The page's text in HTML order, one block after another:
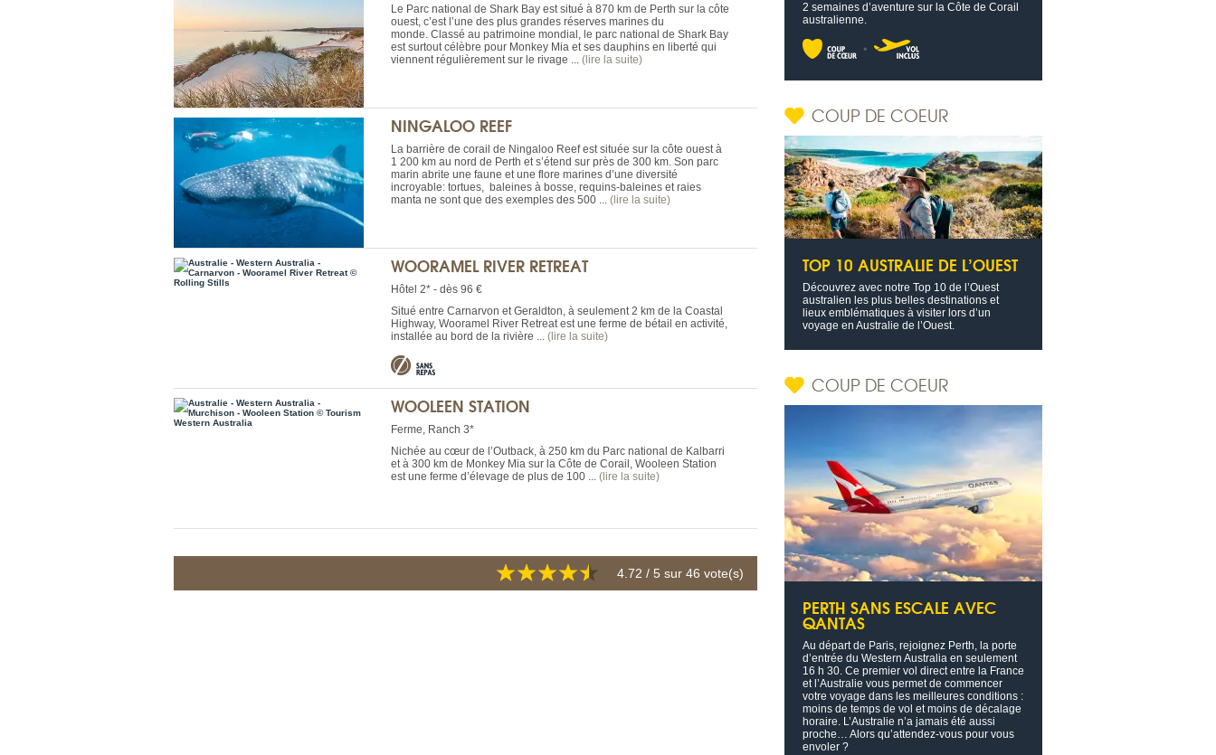
Le Parc national de Shark Bay est situé à 870 km de Perth sur la côte
ouest, c’est l’une des plus grandes réserves marines du
monde. Classé au patrimoine mondial, le parc national de Shark Bay
est surtout célèbre pour Monkey Mia et ses dauphins en liberté qui
viennent régulièrement sur le rivage ... (lire la suite)
NINGALOO REEF
La barrière de corail de Ningaloo Reef est située sur la côte ouest à
1 200 km au nord de Perth et s’étend sur près de 300 km. Son parc
marin abrite une faune et une flore marines d’une diversité
incroyable: tortues, baleines à bosse, requins-baleines et raies
manta ne sont que des exemples des 500 ... (lire la suite)
WOORAMEL RIVER RETREAT
Hôtel 2* - dès 96 €
Situé entre Carnarvon et Geraldton, à seulement 2 km de la Coastal
Highway, Wooramel River Retreat est une ferme de bétail en activité,
installée au bord de la rivière ... (lire la suite)
WOOLEEN STATION
Ferme, Ranch 3*
Nichée au cœur de l’Outback, à 250 km du Parc national de Kalbarri
et à 300 km de Monkey Mia sur la Côte de Corail, Wooleen Station
est une ferme d’élevage de plus de 100 ... (lire la suite)
4.72 / 5 sur 46 vote(s)
2 semaines d’aventure sur la Côte de Corail
australienne.
COUP DE COEUR
TOP 10 AUSTRALIE DE L’OUEST
Découvrez avec notre Top 10 de l’Ouest
australien les plus belles destinations et
lieux emblématiques à visiter lors d’un
voyage en Australie de l’Ouest.
COUP DE COEUR
PERTH SANS ESCALE AVEC
QANTAS
Au départ de Paris, rejoignez Perth, la porte
d’entrée du Western Australia en seulement
16 h 30. Ce premier vol direct entre la France
et l’Australie vous permet de commencer
votre voyage dans les meilleures conditions :
moins de temps de vol et moins de décalage
horaire. L’Australie n’a jamais été aussi
proche… Alors qu’attendez-vous pour vous
envoler ?